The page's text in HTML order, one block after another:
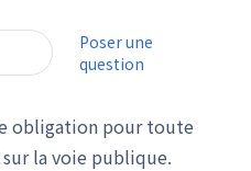
Poser une
question
obligation pour toute
la voie publique.